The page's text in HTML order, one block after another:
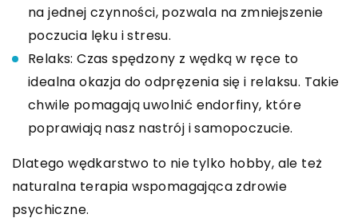
na jednej czynności, pozwala na zmniejszenie
poczucia lęku i stresu.
Relaks: Czas spędzony z wędką w ręce to
idealna okazja do odpręzenia się i relaksu. Takie
chwile pomagają uwolnić endorfiny, które
poprawiają nasz nastrój i samopoczucie.
Dlatego wędkarstwo to nie tylko hobby, ale też
naturalna terapia wspomagająca zdrowie
psychiczne.